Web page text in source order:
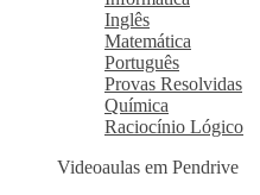
Inglês
Matemática
Português
Provas Resolvidas
Química
Raciocínio Lógico
Videoaulas em Pendrive